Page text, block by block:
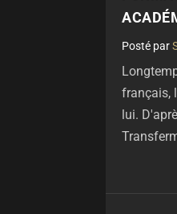
par
français,
lui.